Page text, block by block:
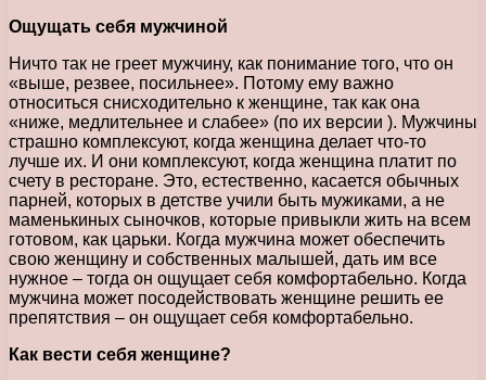
Ощущать себя мужчиной
Ничто так не греет мужчину, как понимание того, что он
«выше, резвее, посильнее». Потому ему важно
относиться снисходительно к женщине, так как она
«ниже, медлительнее и слабее» (по их версии ). Мужчины
страшно комплексуют, когда женщина делает что-то
лучше их. И они комплексуют, когда женщина платит по
счету в ресторане. Это, естественно, касается обычных
парней, которых в детстве учили быть мужиками, а не
маменькиных сыночков, которые привыкли жить на всем
готовом, как царьки. Когда мужчина может обеспечить
свою женщину и собственных малышей, дать им все
нужное – тогда он ощущает себя комфортабельно. Когда
мужчина может посодействовать женщине решить ее
препятствия – он ощущает себя комфортабельно.
Как вести себя женщине?